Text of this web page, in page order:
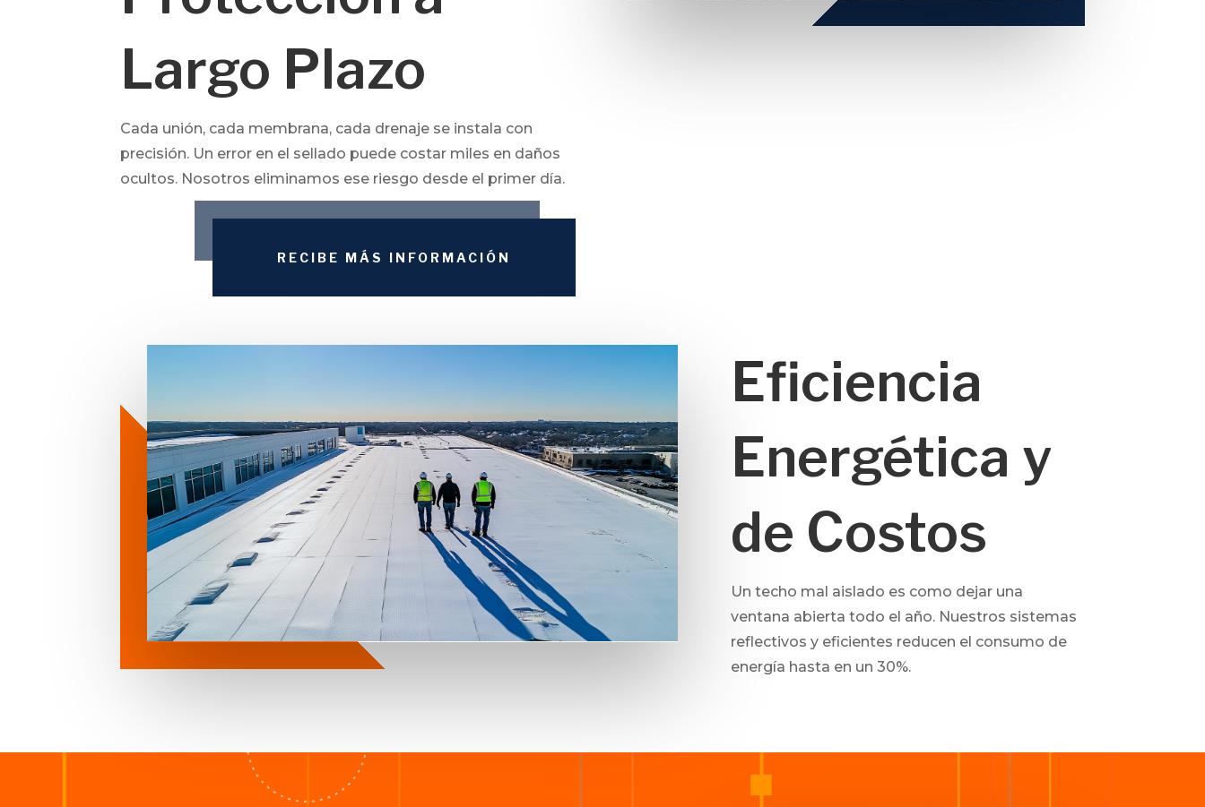
Largo Plazo
Cada unión, cada membrana, cada drenaje se instala con
precisión. Un error en el sellado puede costar miles en daños
ocultos. Nosotros eliminamos ese riesgo desde el primer día.
RECIBE MÁS INFORMACIÓN
Eficiencia
Energética y
de Costos
Un techo mal aislado es como dejar una
ventana abierta todo el año. Nuestros sistemas
reflectivos y eficientes reducen el consumo de
energía hasta en un 30%.